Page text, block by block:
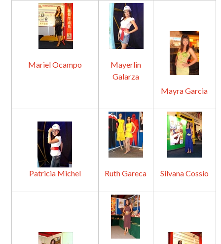
Mariel Ocampo
Mayerlin
Galarza
Mayra Garcia
Patricia Michel Ruth Gareca Silvana Cossio